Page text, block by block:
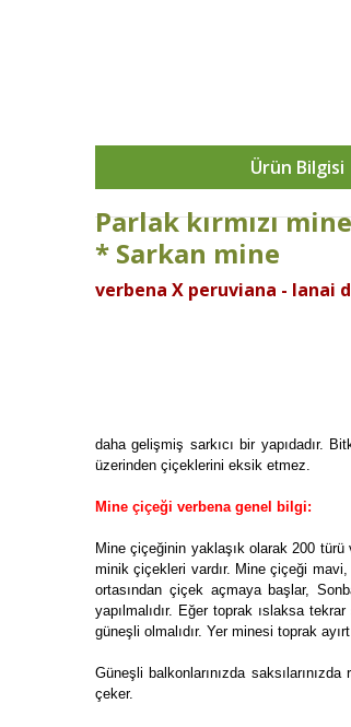
Ürün Bilgisi
Parlak kırmızı
* Sarkan mine
verbena X peruviana - lanai
daha gelişmiş sarkıcı bir yapıdadır.
üzerinden çiçeklerini eksik etmez.
Mine çiçeği verbena genel bilgi:
Mine çiçeğinin yaklaşık olarak 200
minik çiçekleri vardır. Mine çiçeği mavi,
ortasından çiçek açmaya başlar,
yapılmalıdır. Eğer toprak ıslaksa
güneşli olmalıdır. Yer minesi toprak
Güneşli balkonlarınızda
çeker.